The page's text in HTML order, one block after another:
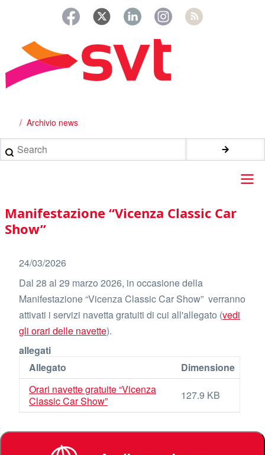
principale
Briciole
di
pane
Archivio news
Search
Main
navigation
Manifestazione “Vicenza Classic Car
Show”
24/03/2026
Dal 28 al 29 marzo 2026, in occasione della
Manifestazione “Vicenza Classic Car Show” verranno
attivati i servizi navetta gratuiti di cui all'allegato (vedi
gli orari delle navette).
allegati
Allegato
Dimensione
Orari navette gratuite “Vicenza
Classic Car Show”
127.9 KB